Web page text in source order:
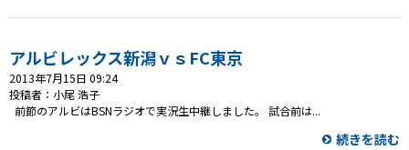
Well-being 防災・減災
ショッピング
会社概要・ビジョン
アルビレックス新潟ｖｓFC東京
2013年7月15日 09:24
投稿者：小尾 浩子
前節のアルビはBSNラジオで実況生中継しました。 試合前は...
続きを読む